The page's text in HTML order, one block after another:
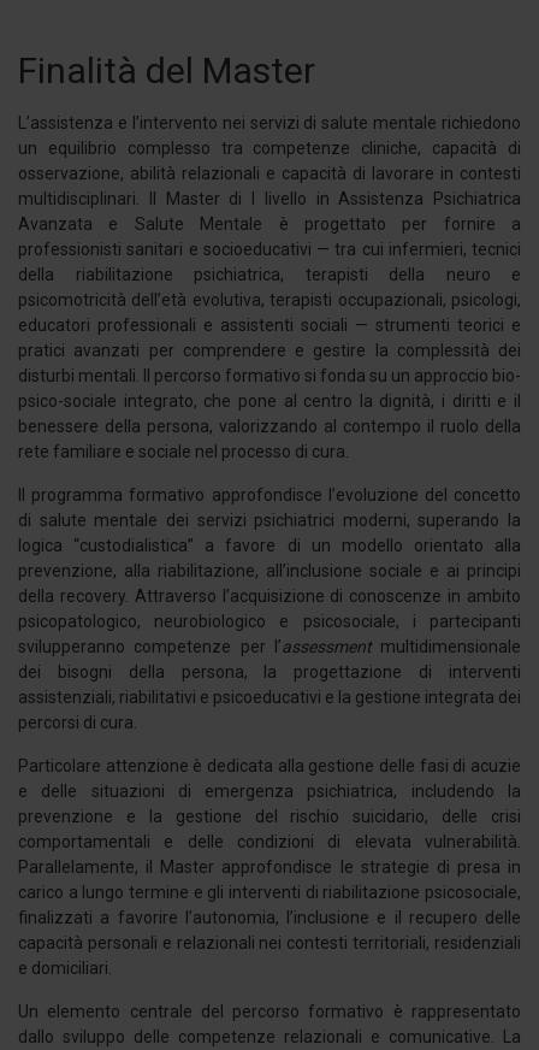
Finalità del Master
L’assistenza e l’intervento nei servizi di salute mentale richiedono
un equilibrio complesso tra competenze cliniche, capacità di
osservazione, abilità relazionali e capacità di lavorare in contesti
multidisciplinari. Il Master di I livello in Assistenza Psichiatrica
Avanzata e Salute Mentale è progettato per fornire a
professionisti sanitari e socioeducativi — tra cui infermieri, tecnici
della riabilitazione psichiatrica, terapisti della neuro e
psicomotricità dell’età evolutiva, terapisti occupazionali, psicologi,
educatori professionali e assistenti sociali — strumenti teorici e
pratici avanzati per comprendere e gestire la complessità dei
disturbi mentali. Il percorso formativo si fonda su un approccio bio-
psico-sociale integrato, che pone al centro la dignità, i diritti e il
benessere della persona, valorizzando al contempo il ruolo della
rete familiare e sociale nel processo di cura.
Il programma formativo approfondisce l’evoluzione del concetto
di salute mentale dei servizi psichiatrici moderni, superando la
logica “custodialistica” a favore di un modello orientato alla
prevenzione, alla riabilitazione, all’inclusione sociale e ai principi
della recovery. Attraverso l’acquisizione di conoscenze in ambito
psicopatologico, neurobiologico e psicosociale, i partecipanti
svilupperanno competenze per l’assessmentmultidimensionale
dei bisogni della persona, la progettazione di interventi
assistenziali, riabilitativi e psicoeducativi e la gestione integrata dei
percorsi di cura.
Particolare attenzione è dedicata alla gestione delle fasi di acuzie
e delle situazioni di emergenza psichiatrica, includendo la
prevenzione e la gestione del rischio suicidario, delle crisi
comportamentali e delle condizioni di elevata vulnerabilità.
Parallelamente, il Master approfondisce le strategie di presa in
carico a lungo termine e gli interventi di riabilitazione psicosociale,
finalizzati a favorire l’autonomia, l’inclusione e il recupero delle
capacità personali e relazionali nei contesti territoriali, residenziali
e domiciliari.
Un elemento centrale del percorso formativo è rappresentato
dallo sviluppo delle competenze relazionali e comunicative. La